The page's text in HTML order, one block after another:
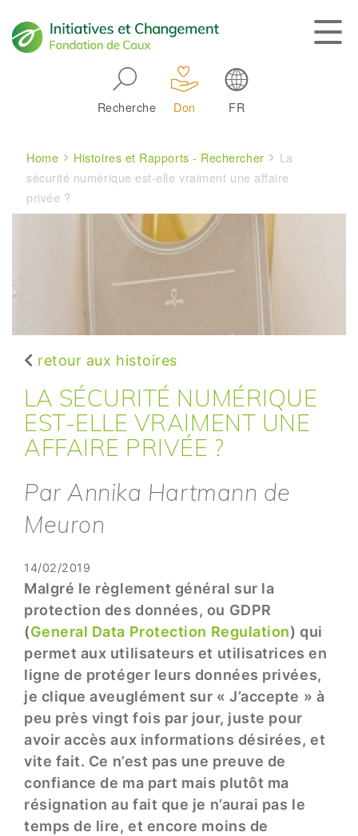
Recherche Don FR
Breadcrumb
Home Histoires et Rapports - Rechercher
La
sécurité numérique est-elle vraiment une affaire
privée ?
retour aux histoires
LA SÉCURITÉ NUMÉRIQUE
EST-ELLE VRAIMENT UNE
AFFAIRE PRIVÉE ?
Par Annika Hartmann de
Meuron
14/02/2019
Malgré le règlement général sur la
protection des données, ou GDPR
(General Data Protection Regulation) qui
permet aux utilisateurs et utilisatrices en
ligne de protéger leurs données privées,
je clique aveuglément sur « J’accepte » à
peu près vingt fois par jour, juste pour
avoir accès aux informations désirées, et
vite fait. Ce n’est pas une preuve de
confiance de ma part mais plutôt ma
résignation au fait que je n’aurai pas le
temps de lire, et encore moins de